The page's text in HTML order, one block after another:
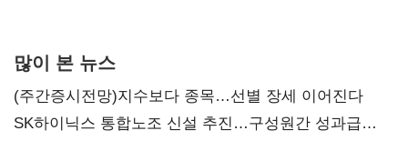
많이 본 뉴스
(주간증시전망)지수보다 종목…선별 장세 이어진다
SK하이닉스 통합노조 신설 추진…구성원간 성과급